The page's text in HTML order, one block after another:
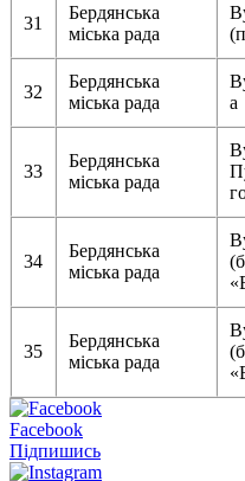
31
Бердянська
міська рада
32
Бердянська
міська рада
а
33
Бердянська
міська рада
34
Бердянська
міська рада
35
Бердянська
міська рада
Facebook
Підпишись